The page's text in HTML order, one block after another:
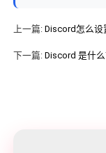
上一篇: Discord怎么设
下一篇: Discord 是什